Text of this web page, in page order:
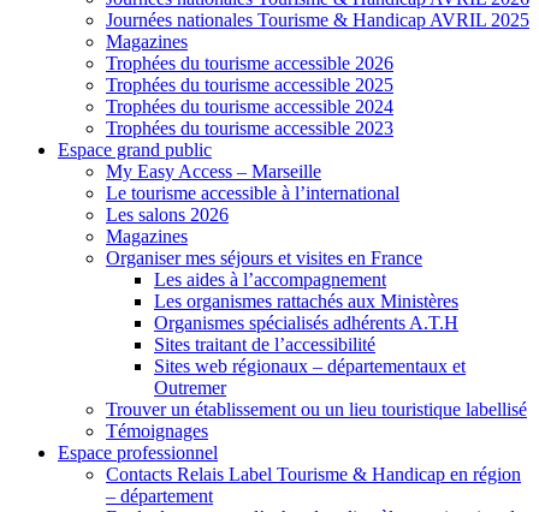
Journées nationales Tourisme & Handicap AVRIL 2025
Magazines
Trophées du tourisme accessible 2026
Trophées du tourisme accessible 2025
Trophées du tourisme accessible 2024
Trophées du tourisme accessible 2023
Espace grand public
My Easy Access – Marseille
Le tourisme accessible à l’international
Les salons 2026
Magazines
Organiser mes séjours et visites en France
Les aides à l’accompagnement
Les organismes rattachés aux Ministères
Organismes spécialisés adhérents A.T.H
Sites traitant de l’accessibilité
Sites web régionaux – départementaux et
Outremer
Trouver un établissement ou un lieu touristique labellisé
Témoignages
Espace professionnel
Contacts Relais Label Tourisme & Handicap en région
– département